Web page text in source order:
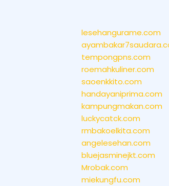
lesehangurame.com
tempongpns.com
roemahkuliner.com
saoenkkito.com
handayaniprima.com
kampungmakan.com
luckycatck.com
rmbakoelkita.com
angelesehan.com
bluejasminejkt.com
Mrobak.com
miekungfu.com